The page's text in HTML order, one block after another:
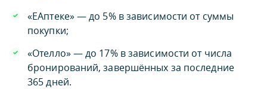
«ЕАптеке» — до 5% в зависимости от суммы
покупки;
«Отелло» — до 17% в зависимости от числа
бронирований, завершённых за последние
365 дней.